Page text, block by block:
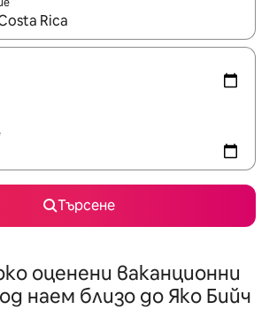
се покажат, използвайте
Търсене
оценени ваканционни
наем близо до Яко Бийч